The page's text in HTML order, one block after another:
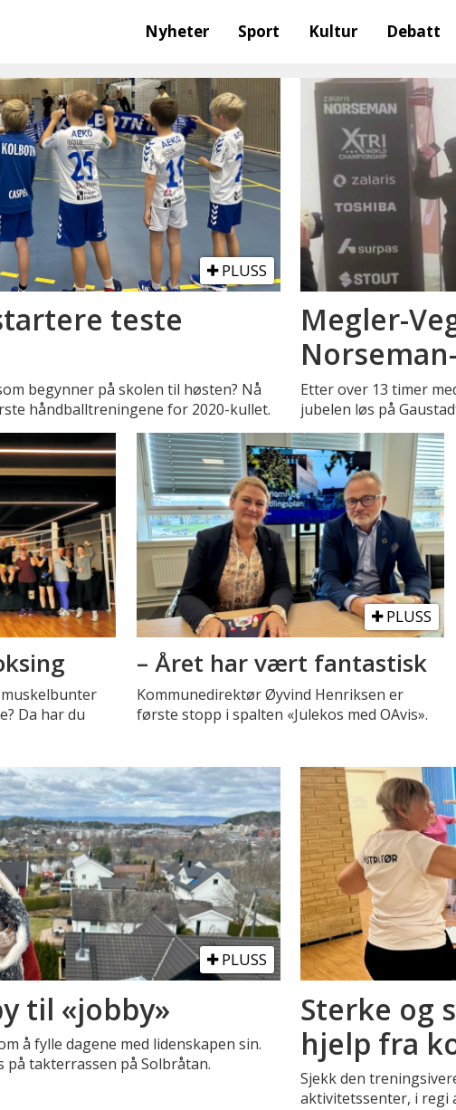
Nyheter Sport Kultur Debatt
PLUSS
teste
begynner på skolen til høsten? Nå
håndballtreningene for 2020-kullet.
Megler-
Etter over 13 timer
jubelen løs på
Da har du
PLUSS
– Året har vært fantastisk
Kommunedirektør Øyvind Henriksen er
første stopp i spalten «Julekos med OAvis».
PLUSS
til «jobby»
å fylle dagene med lidenskapen sin.
på takterrassen på Solbråtan.
Sterke og
hjelp fra
Sjekk den
aktivitetssenter, i regi